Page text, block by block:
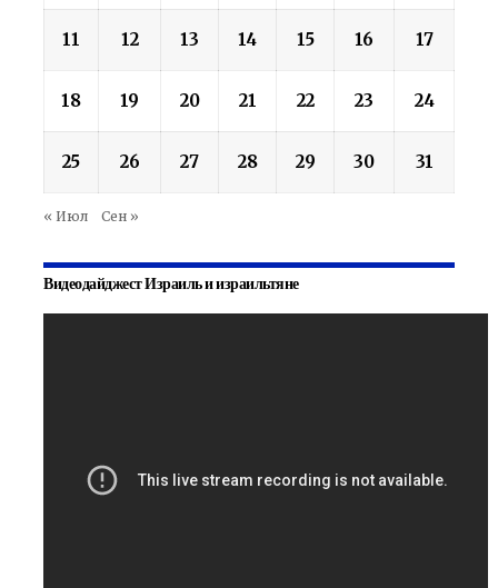
11 12 13 14 15 16 17
18 19 20 21 22 23 24
25 26 27 28 29 30 31
« Июл Сен »
Видеодайджест Израиль и израильтяне